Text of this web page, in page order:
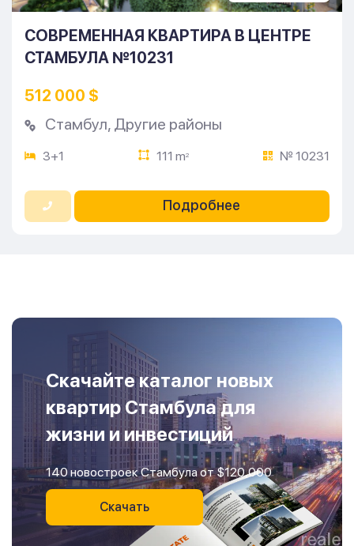
СОВРЕМЕННАЯ КВАРТИРА В ЦЕНТРЕ
СТАМБУЛА №10231
512 000 $
Стамбул, Другие районы
3+1 111 m2 № 10231
Подробнее
Скачайте каталог новых
квартир Стамбула для
жизни и инвестиций
140 новостроек Стамбула от $120,000
Скачать